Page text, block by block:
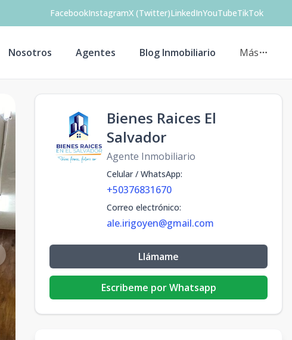
FacebookInstagramX (Twitter)LinkedInYouTubeTikTok
Nosotros Agentes Blog Inmobiliario Más
Bienes Raices El
Salvador
Agente Inmobiliario
Celular / WhatsApp:
+50376831670
Correo electrónico:
ale.irigoyen@gmail.com
Llámame
Escribeme por Whatsapp